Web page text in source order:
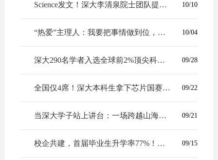
10/10
Science发文！深大李清泉院士团队提出森林碳抵消评估新方法破解热带森林碳信用...
10/04
“热爱”主理人：我要把事情做到位，做不到位我是无法原谅我自己的
09/28
深大290名学者入选全球前2%顶尖科学家榜单
09/22
全国仅4席！深大本科生拿下芯片国赛全国一等奖！
09/21
当深大学子站上讲台：一场跨越山海的青春奔赴
09/15
校企共建，首届毕业生升学率77%！深大这个微专业培养成效凸显